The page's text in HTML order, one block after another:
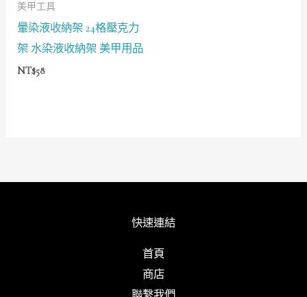
美甲工具
暈染液收納架 24格壓克力
架 水染液收納架 美甲用品
NT$58
快速連結
首頁
商店